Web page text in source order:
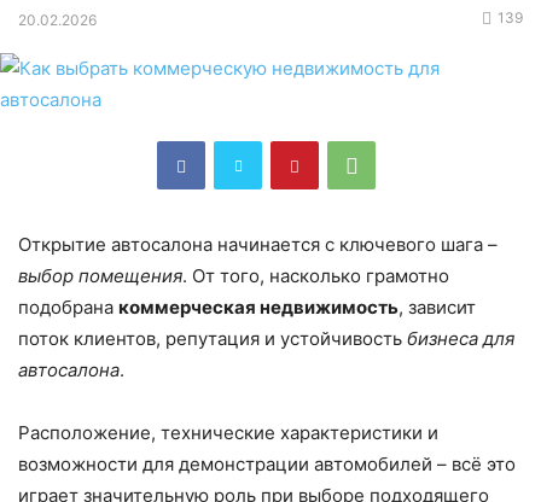
20.02.2026 139
Открытие автосалона начинается с ключевого шага –
выбор помещения. От того, насколько грамотно
подобрана коммерческая недвижимость, зависит
поток клиентов, репутация и устойчивость бизнеса для
автосалона.
Расположение, технические характеристики и
возможности для демонстрации автомобилей – всё это
играет значительную роль при выборе подходящего